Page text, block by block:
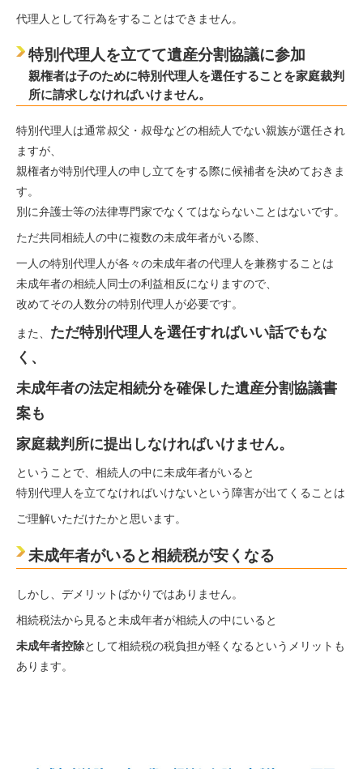
代理人として行為をすることはできません。
特別代理人を立てて遺産分割協議に参加
親権者は子のために特別代理人を選任することを家庭裁判
所に請求しなければいけません。
特別代理人は通常叔父・叔母などの相続人でない親族が選任され
ますが、
親権者が特別代理人の申し立てをする際に候補者を決めておきま
す。
別に弁護士等の法律専門家でなくてはならないことはないです。
ただ共同相続人の中に複数の未成年者がいる際、
一人の特別代理人が各々の未成年者の代理人を兼務することは
未成年者の相続人同士の利益相反になりますので、
改めてその人数分の特別代理人が必要です。
また、 ただ特別代理人を選任すればいい話でもな
く、
未成年者の法定相続分を確保した遺産分割協議書
案も
家庭裁判所に提出しなければいけません。
ということで、相続人の中に未成年者がいると
特別代理人を立てなければいけないという障害が出てくることは
ご理解いただけたかと思います。
未成年者がいると相続税が安くなる
しかし、デメリットばかりではありません。
相続税法から見ると未成年者が相続人の中にいると
未成年者控除として相続税の税負担が軽くなるというメリットも
あります。